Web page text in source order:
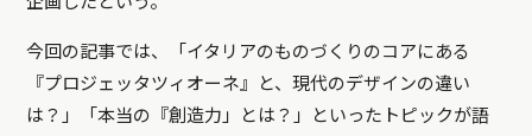
今回の記事では、「イタリアのものづくりのコアにある
『プロジェッタツィオーネ』と、現代のデザインの違い
は？」「本当の『創造力」とは？」といったトピックが語